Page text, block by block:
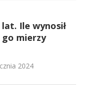
Ile wynosił
mierzy
2024